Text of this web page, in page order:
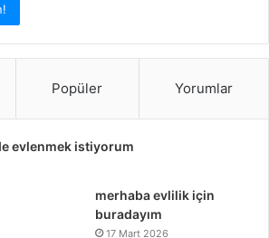
Popüler Yorumlar
evlenmek istiyorum
merhaba evlilik için
buradayım
17 Mart 2026